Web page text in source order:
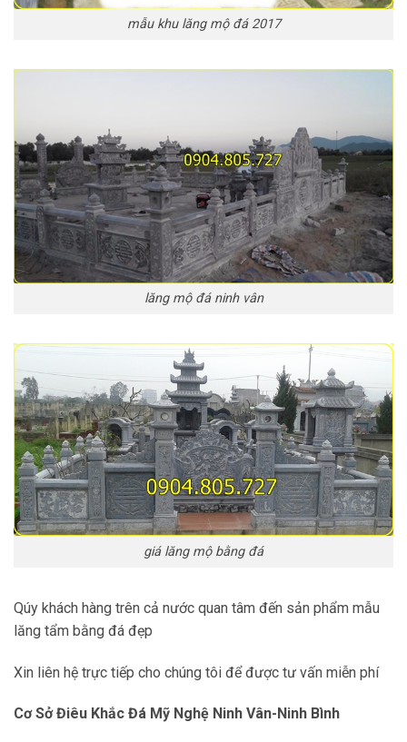
mẫu khu lăng mộ đá 2017
lăng mộ đá ninh vân
giá lăng mộ bằng đá
Qúy khách hàng trên cả nước quan tâm đến sản phẩm mẫu
lăng tẩm bằng đá đẹp
Xin liên hệ trực tiếp cho chúng tôi để được tư vấn miễn phí
Cơ Sở Điêu Khắc Đá Mỹ Nghệ Ninh Vân-Ninh Bình